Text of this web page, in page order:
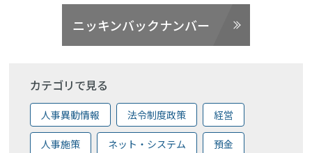
ニッキンバックナンバー
カテゴリで見る
人事異動情報 法令制度政策 経営
人事施策 ネット・システム 預金